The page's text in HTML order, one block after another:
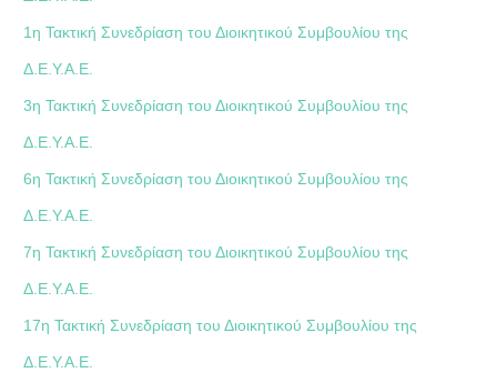
1η Τακτική Συνεδρίαση του Διοικητικού Συμβουλίου της
Δ.Ε.Υ.Α.Ε.
3η Τακτική Συνεδρίαση του Διοικητικού Συμβουλίου της
Δ.Ε.Υ.Α.Ε.
6η Τακτική Συνεδρίαση του Διοικητικού Συμβουλίου της
Δ.Ε.Υ.Α.Ε.
7η Τακτική Συνεδρίαση του Διοικητικού Συμβουλίου της
Δ.Ε.Υ.Α.Ε.
17η Τακτική Συνεδρίαση του Διοικητικού Συμβουλίου της
Δ.Ε.Υ.Α.Ε.